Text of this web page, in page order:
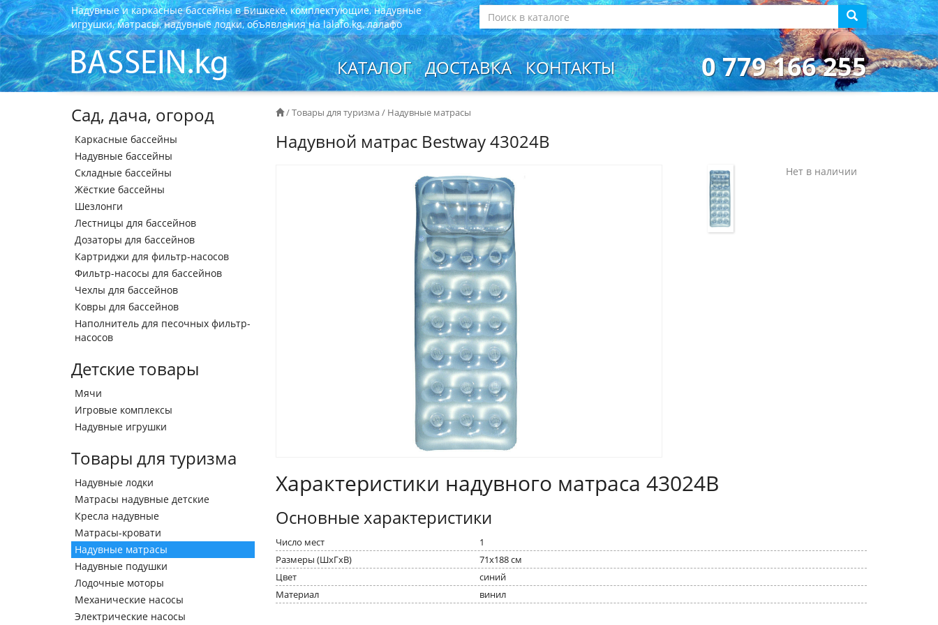
Надувные и каркасные бассейны в Бишкеке, комплектующие, надувные
игрушки, матрасы, надувные лодки, объявления на lalafo.kg, лалафо
КАТАЛОГ ДОСТАВКА КОНТАКТЫ 0 779 166 255
Сад, дача, огород
Каркасные бассейны
Надувные бассейны
Складные бассейны
Жёсткие бассейны
Шезлонги
Лестницы для бассейнов
Дозаторы для бассейнов
Картриджи для фильтр-насосов
Фильтр-насосы для бассейнов
Чехлы для бассейнов
Ковры для бассейнов
Наполнитель для песочных фильтр-
насосов
Детские товары
Мячи
Игровые комплексы
Надувные игрушки
Товары для туризма
Надувные лодки
Матрасы надувные детские
Кресла надувные
Матрасы-кровати
Надувные матрасы
Надувные подушки
Лодочные моторы
Механические насосы
Электрические насосы
/Товары для туризма/ Надувные матрасы
Надувной матрас Bestway 43024B
Нет в наличии
Характеристики надувного матраса 43024B
Основные характеристики
Число мест
1
Размеры (ШxГxВ)
71x188 см
Цвет
синий
Материал
винил